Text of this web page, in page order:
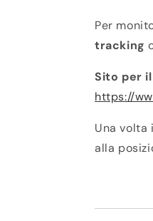
Per
tracking
Sito per
https://
Una
alla